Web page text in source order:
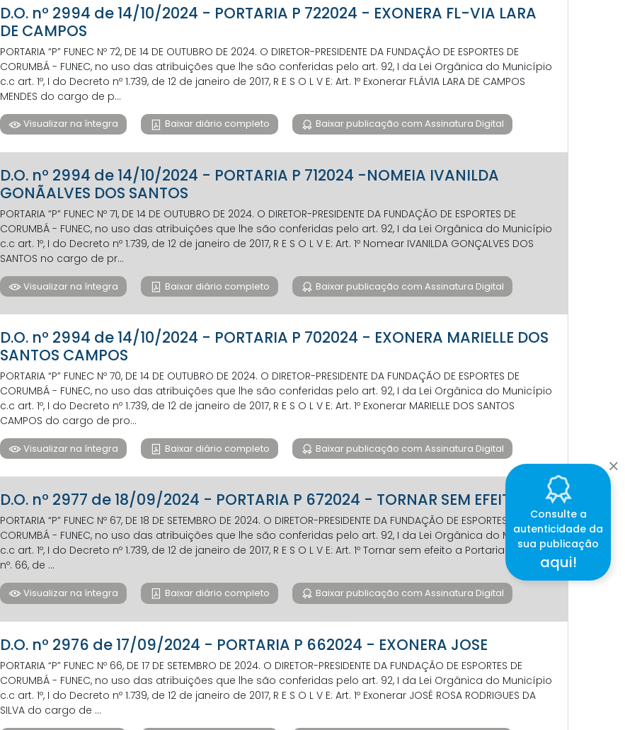
D.O. nº 2994 de 14/10/2024 - PORTARIA P 722024 - EXONERA FL-VIA LARA
DE CAMPOS
PORTARIA “P” FUNEC Nº 72, DE 14 DE OUTUBRO DE 2024. O DIRETOR-PRESIDENTE DA FUNDAÇÃO DE ESPORTES DE
CORUMBÁ - FUNEC, no uso das atribuições que lhe são conferidas pelo art. 92, I da Lei Orgânica do Município
c.c art. 1º, I do Decreto nº 1.739, de 12 de janeiro de 2017, R E S O L V E: Art. 1º Exonerar FLÁVIA LARA DE CAMPOS
MENDES do cargo de p...
Visualizar na íntegra Baixar diário completo Baixar publicação com Assinatura Digital
D.O. nº 2994 de 14/10/2024 - PORTARIA P 712024 -NOMEIA IVANILDA
GONÃALVES DOS SANTOS
PORTARIA “P” FUNEC Nº 71, DE 14 DE OUTUBRO DE 2024. O DIRETOR-PRESIDENTE DA FUNDAÇÃO DE ESPORTES DE
CORUMBÁ - FUNEC, no uso das atribuições que lhe são conferidas pelo art. 92, I da Lei Orgânica do Município
c.c art. 1º, I do Decreto nº 1.739, de 12 de janeiro de 2017, R E S O L V E: Art. 1º Nomear IVANILDA GONÇALVES DOS
SANTOS no cargo de pr...
Visualizar na íntegra Baixar diário completo Baixar publicação com Assinatura Digital
D.O. nº 2994 de 14/10/2024 - PORTARIA P 702024 - EXONERA MARIELLE DOS
SANTOS CAMPOS
PORTARIA “P” FUNEC Nº 70, DE 14 DE OUTUBRO DE 2024. O DIRETOR-PRESIDENTE DA FUNDAÇÃO DE ESPORTES DE
CORUMBÁ - FUNEC, no uso das atribuições que lhe são conferidas pelo art. 92, I da Lei Orgânica do Município
c.c art. 1º, I do Decreto nº 1.739, de 12 de janeiro de 2017, R E S O L V E: Art. 1º Exonerar MARIELLE DOS SANTOS
CAMPOS do cargo de pro...
Visualizar na íntegra Baixar diário completo Baixar publicação com Assinatura Digital
D.O. nº 2977 de 18/09/2024 - PORTARIA P 672024 - TORNAR SEM EFEITO
PORTARIA “P” FUNEC Nº 67, DE 18 DE SETEMBRO DE 2024. O DIRETOR-PRESIDENTE DA FUNDAÇÃO DE ESPORTES DE
CORUMBÁ - FUNEC, no uso das atribuições que lhe são conferidas pelo art. 92, I da Lei Orgânica do Município
c.c art. 1º, I do Decreto nº 1.739, de 12 de janeiro de 2017, R E S O L V E: Art. 1º Tornar sem efeito a Portaria “P” FUNEC
nº. 66, de ...
Visualizar na íntegra Baixar diário completo Baixar publicação com Assinatura Digital
D.O. nº 2976 de 17/09/2024 - PORTARIA P 662024 - EXONERA JOSE
PORTARIA “P” FUNEC Nº 66, DE 17 DE SETEMBRO DE 2024. O DIRETOR-PRESIDENTE DA FUNDAÇÃO DE ESPORTES DE
CORUMBÁ - FUNEC, no uso das atribuições que lhe são conferidas pelo art. 92, I da Lei Orgânica do Município
c.c art. 1º, I do Decreto nº 1.739, de 12 de janeiro de 2017, R E S O L V E: Art. 1º Exonerar JOSÉ ROSA RODRIGUES DA
SILVA do cargo de ...
Consulte a
autenticidade da
sua publicação
aqui!